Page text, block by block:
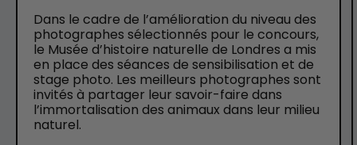
Dans le cadre de l’amélioration du niveau des
photographes sélectionnés pour le concours,
le Musée d’histoire naturelle de Londres a mis
en place des séances de sensibilisation et de
stage photo. Les meilleurs photographes sont
invités à partager leur savoir-faire dans
l’immortalisation des animaux dans leur milieu
naturel.